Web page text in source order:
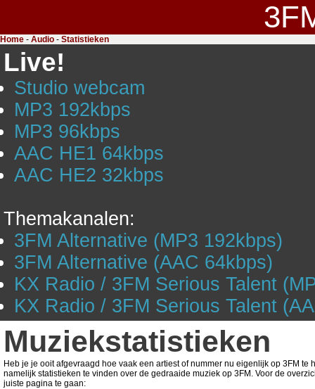
Home - Audio - Statistieken
Live!
Studio webcam
MP3 192kbps
MP3 96kbps
AAC HE1 64kbps
AAC HE2 32kbps
Themakanalen:
3FM Alternative (MP3 192kbps)
3FM Alternative (AAC 64kbps)
KX Radio / 3FM Serious Talent
KX Radio / 3FM Serious Talent
Muziekstatistieken
Heb je je ooit afgevraagd hoe vaak een artiest of nummer nu eigenlijk op 3FM
namelijk statistieken te vinden over de gedraaide muziek op 3FM. Voor de
juiste pagina te gaan: